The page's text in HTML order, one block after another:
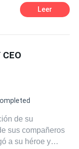
las dificultades,
que sermadre
inesperada, pero
con amor,
el niño en su
llegada de un
que luego
especial de su
Leer
CEO
de su
sus compañeros
a su héroe y